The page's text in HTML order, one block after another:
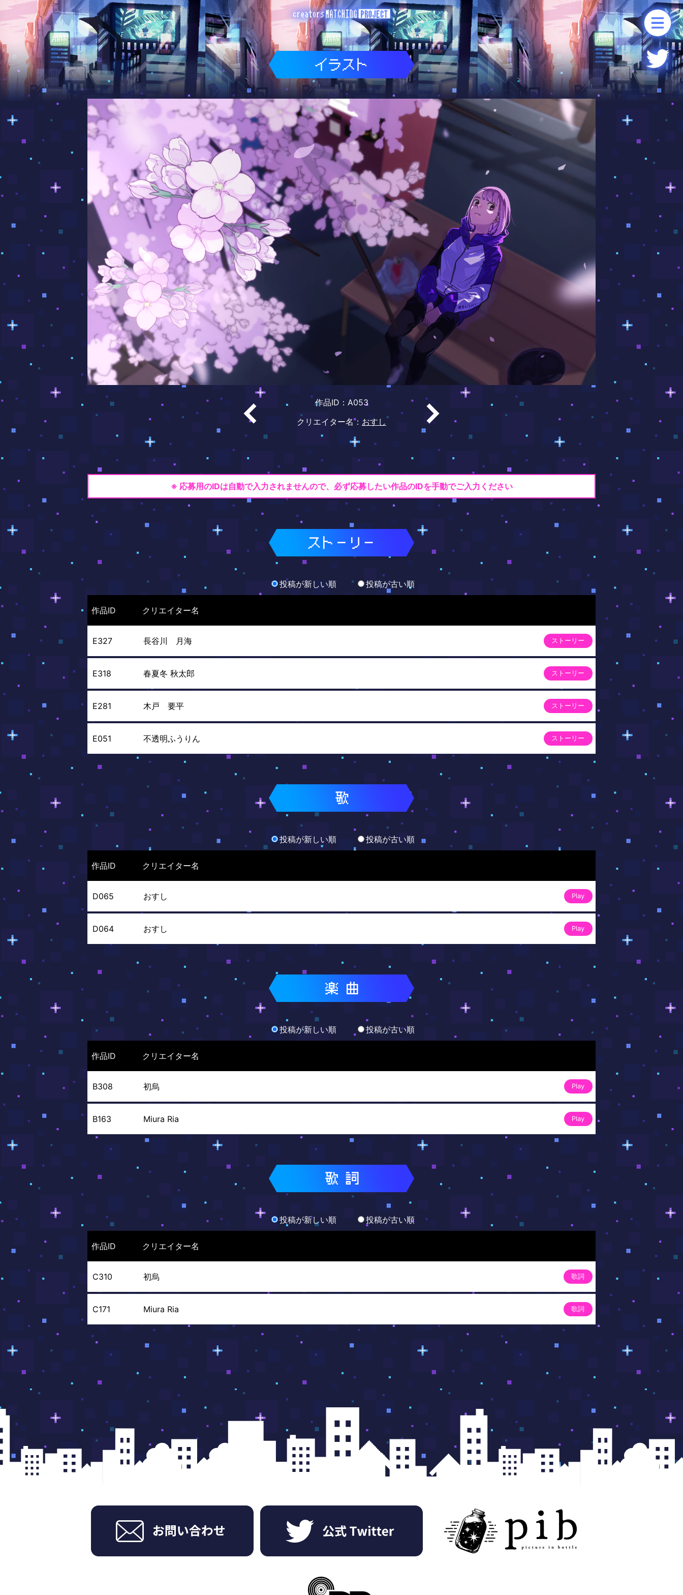
作品ID：A053
クリエイター名： おすし
※ 応募用のIDは自動で入力されませんので、 必ず応募したい作品のIDを手動でご入力ください
投稿が新しい順 投稿が古い順
作品ID クリエイター名
E327 長谷川 月海 ストーリー
E318 春夏冬 秋太郎 ストーリー
E281 木戸 要平 ストーリー
E051 不透明ふうりん ストーリー
投稿が新しい順 投稿が古い順
作品ID クリエイター名
D065 おすし Play
D064 おすし Play
投稿が新しい順 投稿が古い順
作品ID クリエイター名
B308 初烏 Play
B163 Miura Ria Play
投稿が新しい順 投稿が古い順
作品ID クリエイター名
C310 初烏 歌詞
C171 Miura Ria 歌詞